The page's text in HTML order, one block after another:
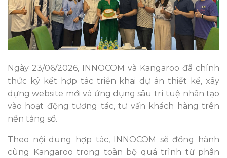
Ngày 23/06/2026, INNOCOM và Kangaroo đã chính
thức ký kết hợp tác triển khai dự án thiết kế, xây
dựng website mới và ứng dụng sâu trí tuệ nhân tạo
vào hoạt động tương tác, tư vấn khách hàng trên
nền tảng số.
Theo nội dung hợp tác, INNOCOM sẽ đồng hành
cùng Kangaroo trong toàn bộ quá trình từ phân